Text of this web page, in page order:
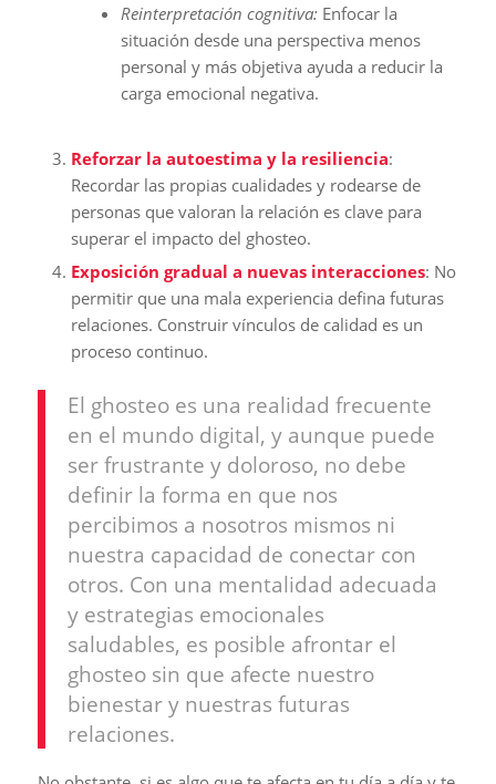
Reinterpretación cognitiva:Enfocar la
situación desde una perspectiva menos
personal y más objetiva ayuda a reducir la
carga emocional negativa.
Reforzar la autoestima y la resiliencia:
Recordar las propias cualidades y rodearse de
personas que valoran la relación es clave para
superar el impacto del ghosteo.
Exposición gradual a nuevas interacciones: No
permitir que una mala experiencia defina futuras
relaciones. Construir vínculos de calidad es un
proceso continuo.
El ghosteo es una realidad frecuente
en el mundo digital, y aunque puede
ser frustrante y doloroso, no debe
definir la forma en que nos
percibimos a nosotros mismos ni
nuestra capacidad de conectar con
otros. Con una mentalidad adecuada
y estrategias emocionales
saludables, es posible afrontar el
ghosteo sin que afecte nuestro
bienestar y nuestras futuras
relaciones.